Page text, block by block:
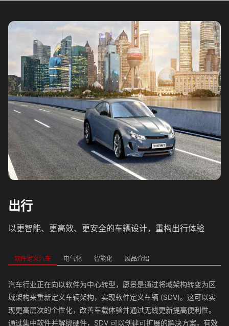
出行
以更智能、更高效、更安全的车辆设计，重构出行体验
软件定义汽车 电气化 智能化 展品介绍
汽车行业正在向以软件为中心转型，愿景是通过将域架构转变为区
域架构来重新定义车辆架构，实现软件定义车辆 (SDV)。这可以实
现更高层次的个性化，改善车载体验并通过无线更新提高便利性。
通过集中软件并解绑硬件，SDV 可以创建可扩展的解决方案，有效